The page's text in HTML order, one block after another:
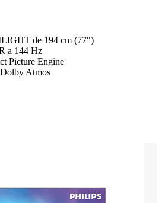
de 194 cm (77")
a 144 Hz
Picture Engine
Atmos